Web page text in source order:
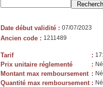
Date début validité : 07/07/2023
Ancien code : 1211489
Tarif :
Prix unitaire réglementé :
Montant max remboursement :
Quantité max remboursement :